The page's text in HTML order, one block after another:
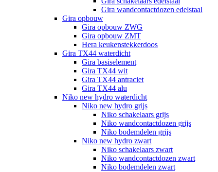
Gira wandcontactdozen edelstaal
Gira opbouw
Gira opbouw ZWG
Gira opbouw ZMT
Hera keukenstekkerdoos
Gira TX44 waterdicht
Gira basiselement
Gira TX44 wit
Gira TX44 antraciet
Gira TX44 alu
Niko new hydro waterdicht
Niko new hydro grijs
Niko schakelaars grijs
Niko wandcontactdozen grijs
Niko bodemdelen grijs
Niko new hydro zwart
Niko schakelaars zwart
Niko wandcontactdozen zwart
Niko bodemdelen zwart